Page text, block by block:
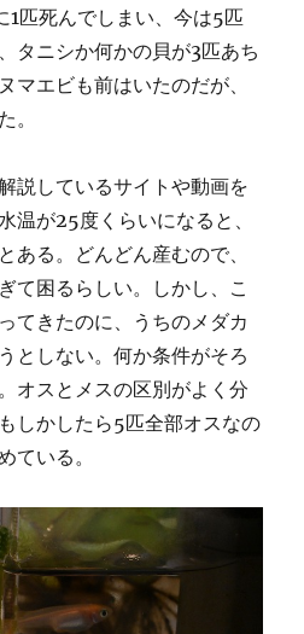
1匹死んでしまい、今は5匹
タニシか何かの貝が3匹あち
マエビも前はいたのだが、
。
説しているサイトや動画を
温が25度くらいになると、
ある。どんどん産むので、
て困るらしい。しかし、こ
てきたのに、うちのメダカ
としない。何か条件がそろ
オスとメスの区別がよく分
しかしたら5匹全部オスなの
ている。